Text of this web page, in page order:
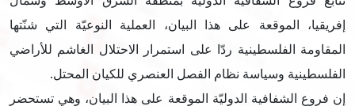
إفريقيا، الموقعة على هذا البيان، العملية النوعيّة التي شنّتها
المقاومة الفلسطينية ردّا على استمرار الاحتلال الغاشم للأراضي
الفلسطينية وسياسة نظام الفصل العنصري للكيان المحتل.
إن فروع الشفافية الدوليّة الموقعة على هذا البيان، وهي تستحضر